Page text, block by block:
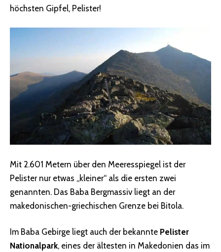
höchsten Gipfel, Pelister!
Mit 2.601 Metern über den Meeresspiegel ist der
Pelister nur etwas „kleiner“ als die ersten zwei
genannten. Das Baba Bergmassiv liegt an der
makedonischen-griechischen Grenze bei Bitola.
Im Baba Gebirge liegt auch der bekannte Pelister
Nationalpark, eines der ältesten in Makedonien das im